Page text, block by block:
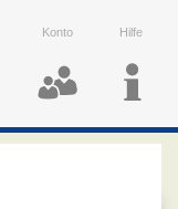
Konto Hilfe